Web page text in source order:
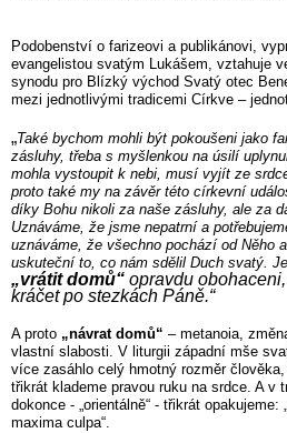
Podobenství o farizeovi a publikánovi,
evangelistou svatým Lukášem, vztahuje
synodu pro Blízký východ Svatý otec
mezi jednotlivými tradicemi Církve –
„Také bychom mohli být pokoušeni jako
zásluhy, třeba s myšlenkou na úsilí
mohla vystoupit k nebi, musí vyjít ze
proto také my na závěr této církevní
díky Bohu nikoli za naše zásluhy, ale za
Uznáváme, že jsme nepatrní a
uznáváme, že všechno pochází od Něho
uskuteční to, co nám sdělil Duch svatý.
„vrátit domů“ opravdu
kráčet po stezkách Páně.“
A proto „návrat domů“ – metanoia,
vlastní slabosti. V liturgii západní mše
více zasáhlo celý hmotný rozměr
třikrát klademe pravou ruku na srdce. A v
dokonce - „orientálně“ - třikrát
maxima culpa“.